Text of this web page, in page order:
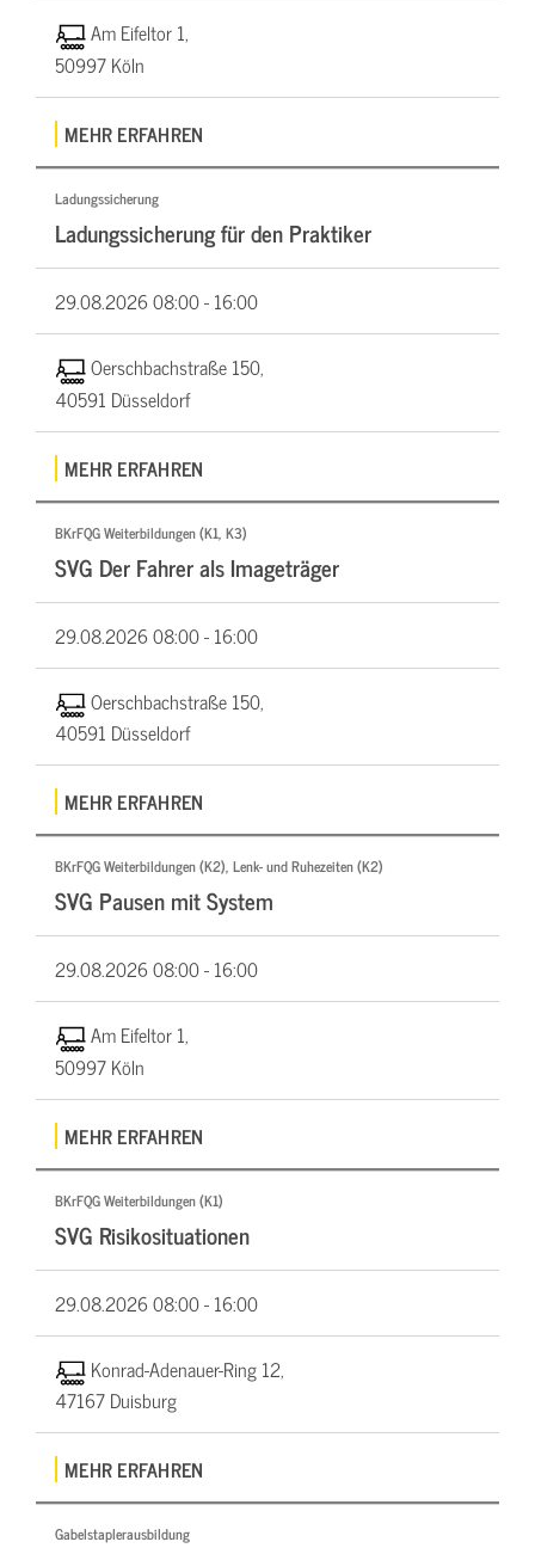
Am Eifeltor 1,
50997 Köln
MEHR ERFAHREN
Ladungssicherung
Ladungssicherung für den Praktiker
29.08.202608:00 - 16:00
Oerschbachstraße 150,
40591 Düsseldorf
MEHR ERFAHREN
BKrFQG Weiterbildungen (K1, K3)
SVG Der Fahrer als Imageträger
29.08.202608:00 - 16:00
Oerschbachstraße 150,
40591 Düsseldorf
MEHR ERFAHREN
BKrFQG Weiterbildungen (K2), Lenk- und Ruhezeiten (K2)
SVG Pausen mit System
29.08.202608:00 - 16:00
Am Eifeltor 1,
50997 Köln
MEHR ERFAHREN
BKrFQG Weiterbildungen (K1)
SVG Risikosituationen
29.08.202608:00 - 16:00
Konrad-Adenauer-Ring 12,
47167 Duisburg
MEHR ERFAHREN
Gabelstaplerausbildung